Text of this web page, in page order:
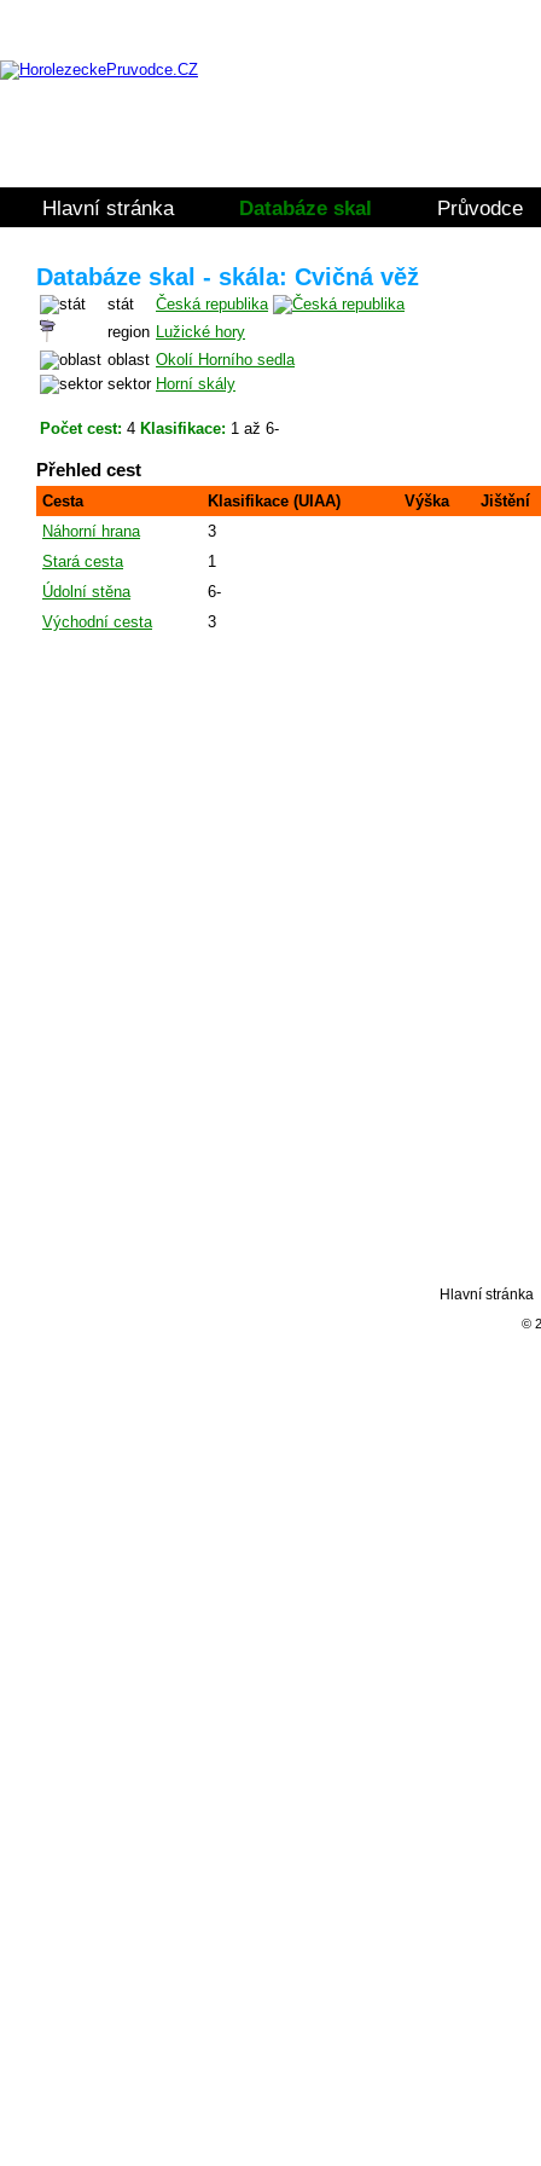
Hlavní stránka Databáze skal Průvodce
Databáze skal - skála: Cvičná věž
stát
Česká republika
region Lužické hory
oblast Okolí Horního sedla
sektor Horní skály
Počet cest: 4 Klasifikace: 1 až 6-
Přehled cest
Cesta Klasifikace (UIAA) Výška
Jištění
Náhorní hrana
3
Stará cesta
1
Údolní stěna
6-
Východní cesta
3
Hlavní stránka
©